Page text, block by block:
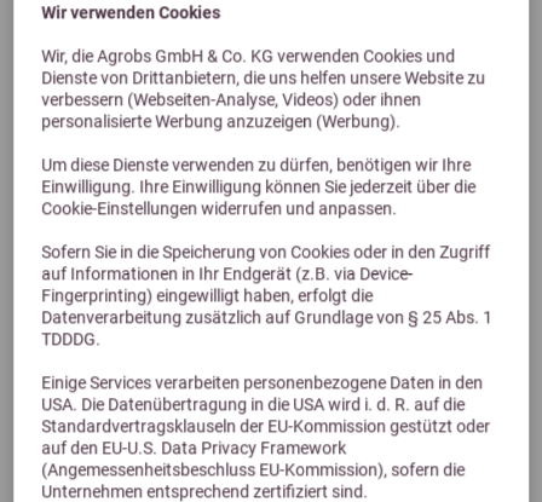
Wir verwenden Cookies
Wir, die Agrobs GmbH & Co. KG verwenden Cookies und
Dienste von Drittanbietern, die uns helfen unsere Website zu
verbessern (Webseiten-Analyse, Videos) oder ihnen
personalisierte Werbung anzuzeigen (Werbung).
Um diese Dienste verwenden zu dürfen, benötigen wir Ihre
Einwilligung. Ihre Einwilligung können Sie jederzeit über die
Cookie-Einstellungen widerrufen und anpassen.
Sofern Sie in die Speicherung von Cookies oder in den Zugriff
auf Informationen in Ihr Endgerät (z.B. via Device-
Fingerprinting) eingewilligt haben, erfolgt die
Datenverarbeitung zusätzlich auf Grundlage von § 25 Abs. 1
TDDDG.
Einige Services verarbeiten personenbezogene Daten in den
USA. Die Datenübertragung in die USA wird i. d. R. auf die
Standardvertragsklauseln der EU-Kommission gestützt oder
auf den EU-U.S. Data Privacy Framework
(Angemessenheitsbeschluss EU-Kommission), sofern die
Unternehmen entsprechend zertifiziert sind.
Marstall Sport-Energy 15kg
22,95 €
Previous